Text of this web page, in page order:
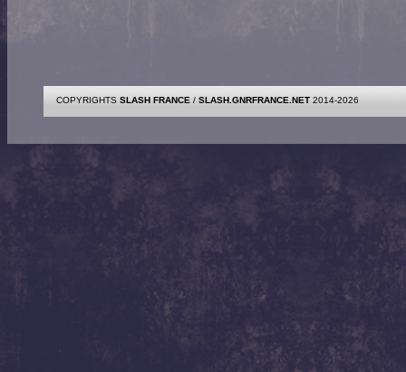
COPYRIGHTS SLASH FRANCE / SLASH.GNRFRANCE.NET 2014-2026